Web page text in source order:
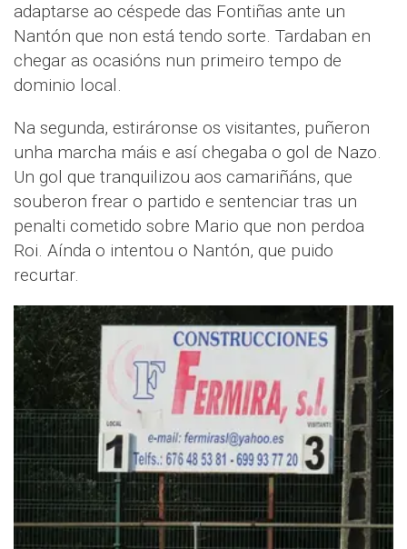
adaptarse ao céspede das Fontiñas ante un
Nantón que non está tendo sorte. Tardaban en
chegar as ocasións nun primeiro tempo de
dominio local.
Na segunda, estiráronse os visitantes, puñeron
unha marcha máis e así chegaba o gol de Nazo.
Un gol que tranquilizou aos camariñáns, que
souberon frear o partido e sentenciar tras un
penalti cometido sobre Mario que non perdoa
Roi. Aínda o intentou o Nantón, que puido
recurtar.